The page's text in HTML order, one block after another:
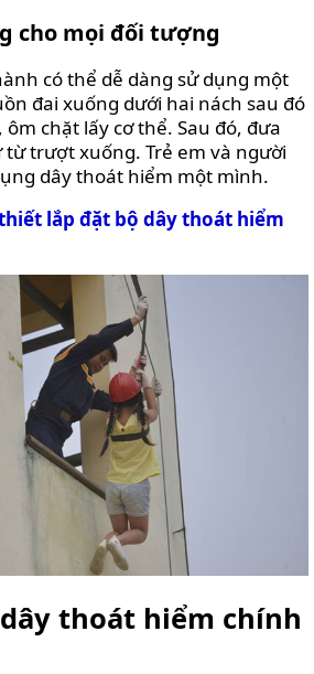
cho mọi đối tượng
có thể dễ dàng sử dụng một
đai xuống dưới hai nách sau đó
chặt lấy cơ thể. Sau đó, đưa
trượt xuống. Trẻ em và người
dây thoát hiểm một mình.
lắp đặt bộ dây thoát hiểm
thoát hiểm chính